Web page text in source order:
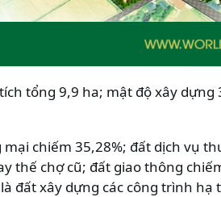
tổng 9,9 ha; mật độ xây
chiếm 35,28%; đất dịch vụ
thế chợ cũ; đất giao thông
đất xây dựng các công trình